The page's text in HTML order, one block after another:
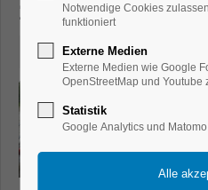
2023
30. Dez 2023
Die
Notwendige Cookies
funktioniert
Externe Medien
Externe Medien wie Google
OpenStreetMap und Youtube
Statistik
Google Analytics und